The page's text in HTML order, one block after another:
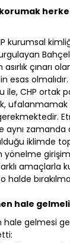
kurumsal
çınarı
esas
CHP ortak
zamanda
iklimde
yönelme
amaçlarla
hale
hale gelmesi